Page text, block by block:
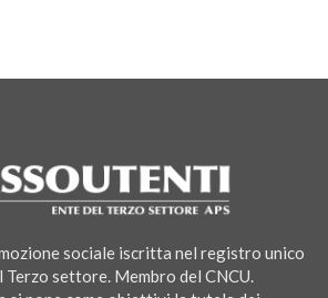
sociale iscritta nel registro unico
Terzo settore. Membro del CNCU.